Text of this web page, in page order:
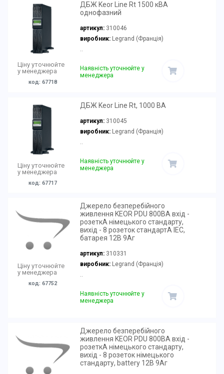
Ціну уточнюйте
у менеджера
код: 67718
ДБЖ Keor Line Rt 1500 кВА
однофазний
артикул: 310046
виробник:Legrand (Франція)
..
Наявність уточнюйте у
менеджера
Ціну уточнюйте
у менеджера
код: 67717
ДБЖ Keor Line Rt, 1000 ВА
артикул: 310045
виробник:Legrand (Франція)
..
Наявність уточнюйте у
менеджера
Ціну уточнюйте
у менеджера
код: 67752
Джерело безперебійного
живлення KEOR PDU 800ВА вхід -
розеткА німецького стандарту,
вихід - 8 розеток стандартА IEC,
батарея 12В 9Аг
артикул: 310331
виробник:Legrand (Франція)
..
Наявність уточнюйте у
менеджера
Джерело безперебійного
живлення KEOR PDU 800ВА вхід -
розеткА німецького стандарту,
вихід - 8 розеток німецького
стандарту, battery 12В 9Аг